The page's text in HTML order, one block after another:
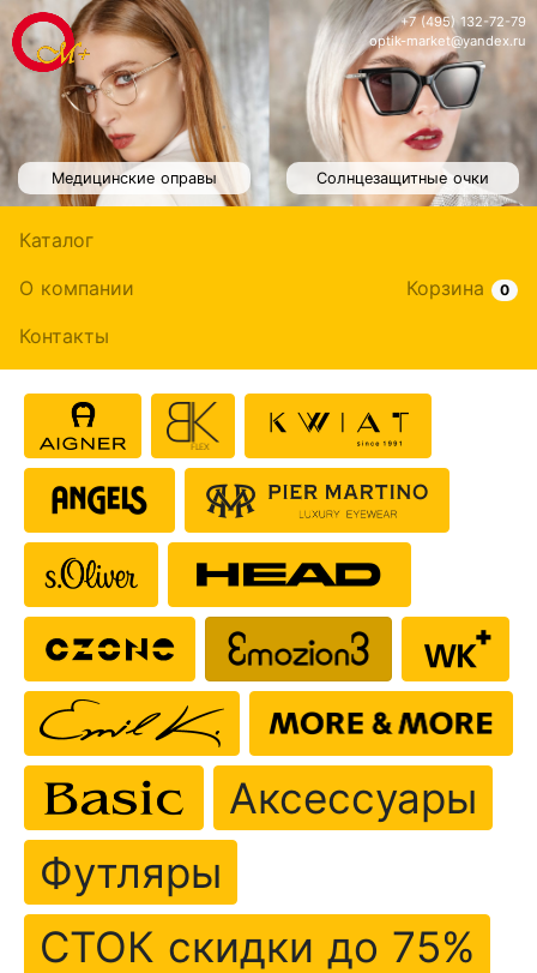
+7 (495) 132-72-79
optik-market@yandex.ru
Медицинские оправы Солнцезащитные очки
Каталог
О компании
Контакты
Корзина 0
Аксессуары
Футляры
СТОК скидки до 75%